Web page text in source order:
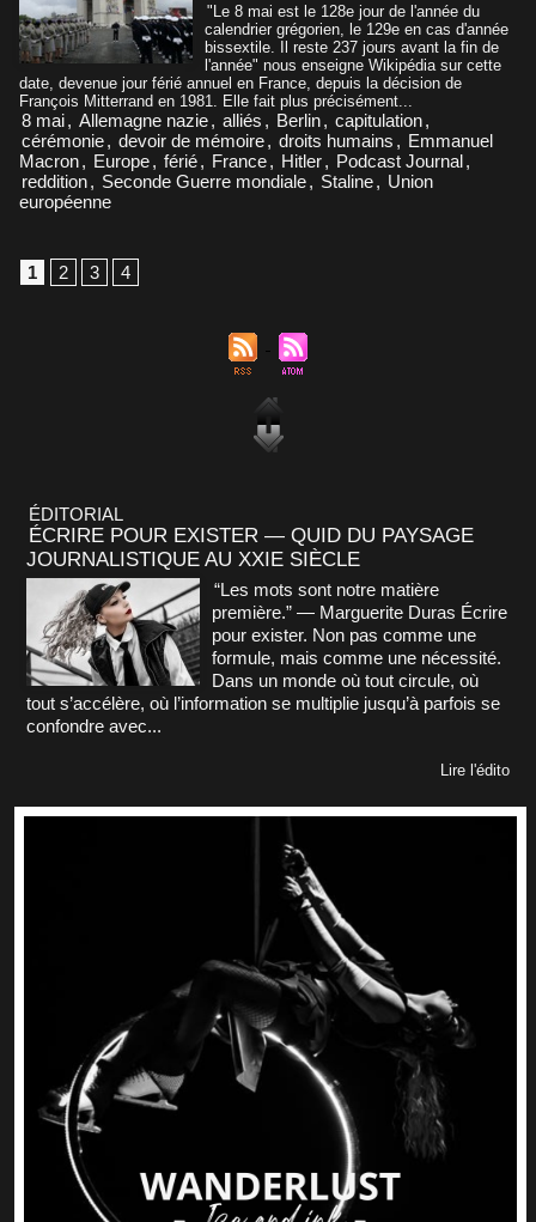
"Le 8 mai est le 128e jour de l'année du
calendrier grégorien, le 129e en cas d'année
bissextile. Il reste 237 jours avant la fin de
l'année" nous enseigne Wikipédia sur cette
date, devenue jour férié annuel en France, depuis la décision de
François Mitterrand en 1981. Elle fait plus précisément...
8 mai, Allemagne nazie, alliés , Berlin, capitulation,
cérémonie, devoir de mémoire, droits humains , Emmanuel
Macron, Europe, férié, France, Hitler, Podcast Journal,
reddition, Seconde Guerre mondiale, Staline, Union
européenne
1 2 3 4
ÉDITORIAL
ÉCRIRE POUR EXISTER — QUID DU PAYSAGE
JOURNALISTIQUE AU XXIE SIÈCLE
“Les mots sont notre matière
première.” — Marguerite Duras Écrire
pour exister. Non pas comme une
formule, mais comme une nécessité.
Dans un monde où tout circule, où
tout s’accélère, où l’information se multiplie jusqu’à parfois se
confondre avec...
Lire l'édito